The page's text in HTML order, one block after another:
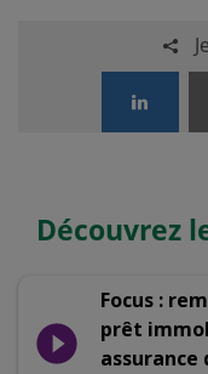
Découvrez
play_circle_filled
Focus :
prêt
assurance